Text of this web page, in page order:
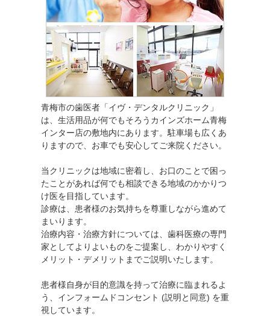
青梅市の歯医者「イヴ・デンタルクリニック」
は、生活用品が何でもそろうカインズホーム青梅
インター店の敷地内にあります。駐車場も広くあ
りますので、お車でも安心してご来院ください。
当クリニックは地域に密着し、お口のことで困っ
たことがあれば何でも相談できる地域のかかりつ
け医を目指しています。
診療は、患者様のお気持ちを尊重しながら進めて
まいります。
治療内容・治療方針については、歯科医療の専門
家としてよりよいものをご提案し、わかりやすく
メリット・デメリットまでご説明いたします。
患者様自身が目的意識を持って治療に臨まれるよ
う、インフォームドコンセント (説明と同意) を重
視しています。